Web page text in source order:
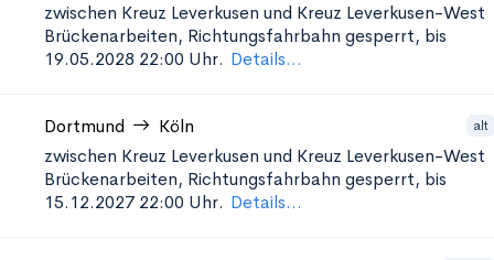
zwischen Kreuz Leverkusen und Kreuz Leverkusen-West
Brückenarbeiten, Richtungsfahrbahn gesperrt, bis
19.05.2028 22:00 Uhr. Details...
Dortmund Köln alt
zwischen Kreuz Leverkusen und Kreuz Leverkusen-West
Brückenarbeiten, Richtungsfahrbahn gesperrt, bis
15.12.2027 22:00 Uhr. Details...